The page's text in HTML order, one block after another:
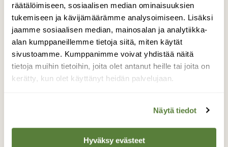
räätälöimiseen, sosiaalisen median ominaisuuksien
tukemiseen ja kävijämäärämme analysoimiseen. Lisäksi
jaamme sosiaalisen median, mainosalan ja analytiikka-
alan kumppaneillemme tietoja siitä, miten käytät
sivustoamme. Kumppanimme voivat yhdistää näitä
tietoja muihin tietoihin, joita olet antanut heille tai joita on
kerätty, kun olet käyttänyt heidän palvelujaan.
Näytä tiedot
Hyväksy evästeet
Valkohäntäpeuroja löytyy Urjalasta vähän
joka pellolta. Näitä kuvatessa ympärillä oli
viisi muuta katselemassa